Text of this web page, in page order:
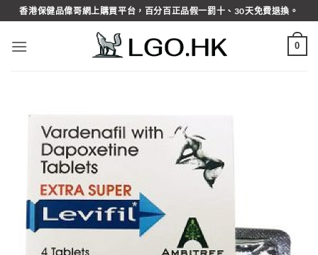
Skip
to
content
香港保健品偉哥網上購買平台，百分百正品假一罰十、30天免費退換。
0